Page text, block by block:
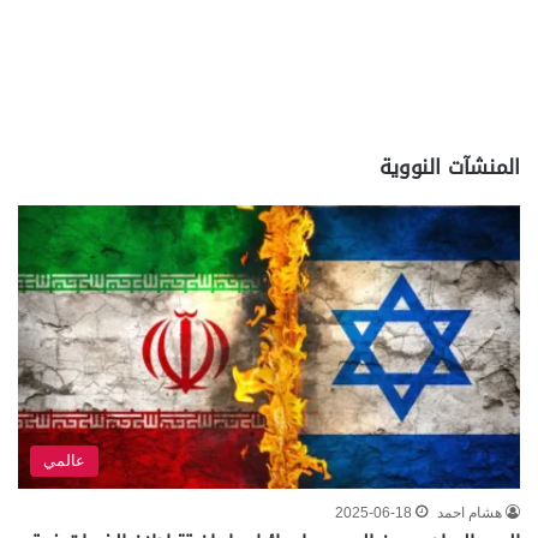
المنشآت النووية
عالمي
هشام احمد 2025-06-18